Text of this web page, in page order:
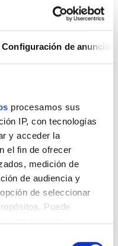
Configuración de anuncios
procesamos sus
IP, con tecnologías
y acceder la
el fin de ofrecer
medición de
de audiencia y
de seleccionar
Puede
- 21:30
- 21:30
- 21:30